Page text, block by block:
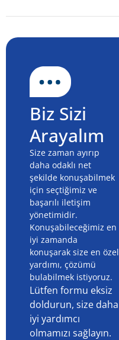
Biz Sizi
Arayalım
Size zaman ayırıp
daha odaklı net
şekilde konuşabilmek
için seçtiğimiz ve
başarılı iletişim
yönetimidir.
Konuşabileceğimiz en
iyi zamanda
konuşarak size en özel
yardımı, çözümü
bulabilmek istiyoruz.
Lütfen formu eksiz
doldurun, size daha
iyi yardımcı
olmamızı sağlayın.